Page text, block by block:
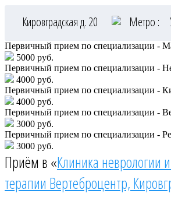
Кировградская д. 20 Метро :
Первичный прием по специализации -
5000 руб.
Первичный прием по специализации -
4000 руб.
Первичный прием по специализации -
4000 руб.
Первичный прием по специализации -
3000 руб.
Первичный прием по специализации -
3000 руб.
Приём в «Клиника неврологии
терапии Вертеброцентр,